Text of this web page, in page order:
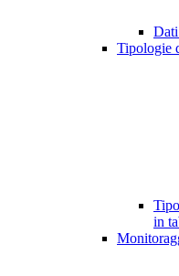
Tipologie
in